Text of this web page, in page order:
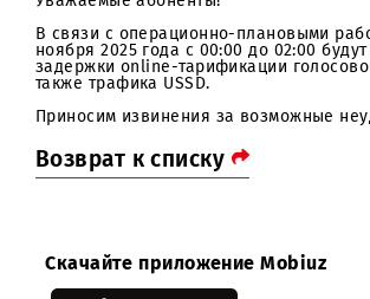
Уважаемые абоненты!
В связи с операционно-плановыми
ноября 2025 года с 00:00 до 02:00
задержки online-тарификации
также трафика USSD.
Приносим извинения за возможные